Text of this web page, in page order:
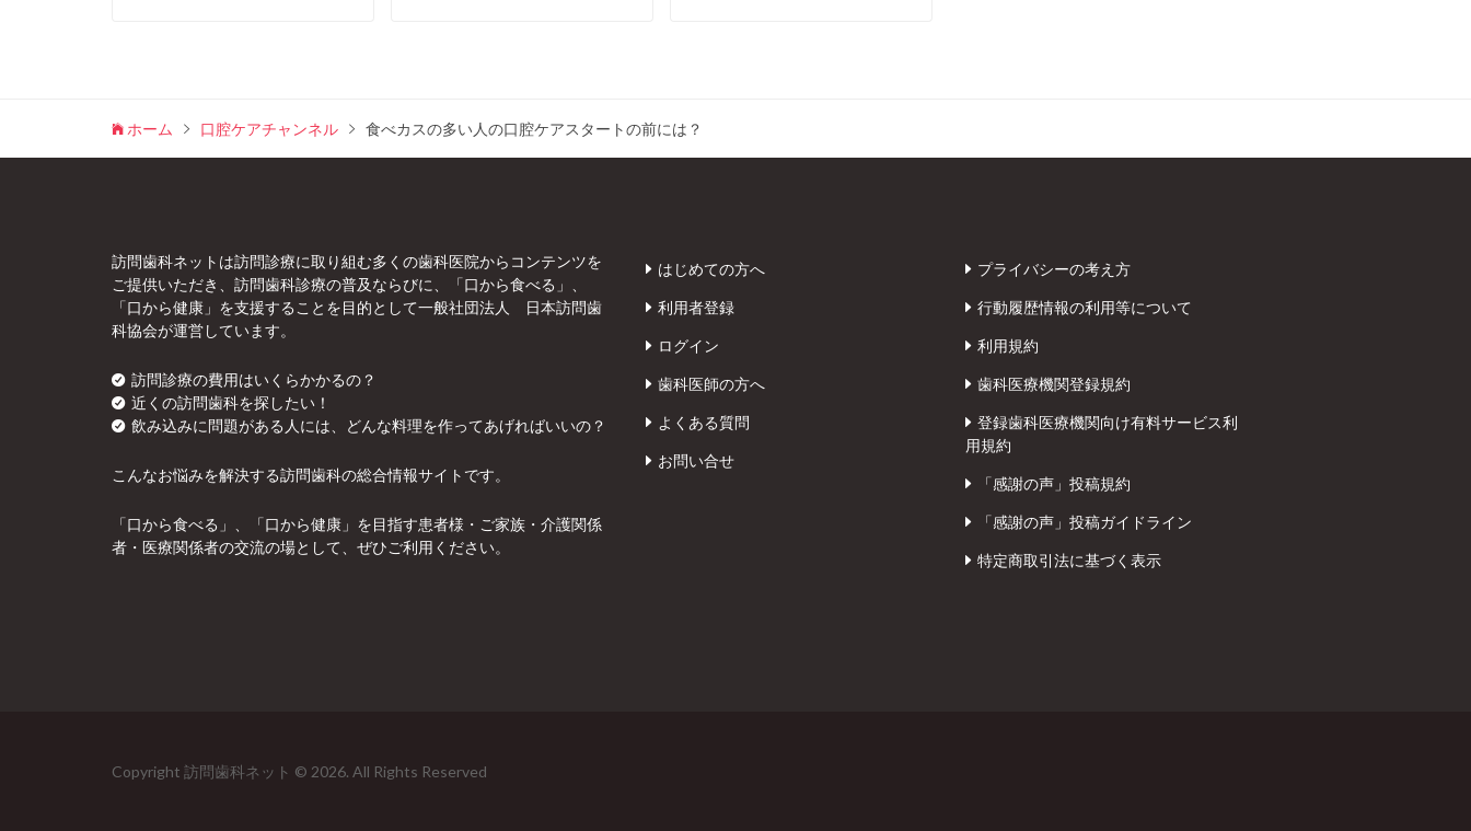
ホーム 口腔ケアチャンネル 食べカスの多い人の口腔ケアスタートの前には？
訪問歯科ネットは訪問診療に取り組む多くの歯科医院からコンテンツを
ご提供いただき、訪問歯科診療の普及ならびに、「口から食べる」、
「口から健康」を支援することを目的として一般社団法人 日本訪問歯
科協会が運営しています。
訪問診療の費用はいくらかかるの？
近くの訪問歯科を探したい！
飲み込みに問題がある人には、どんな料理を作ってあげればいいの？
こんなお悩みを解決する訪問歯科の総合情報サイトです。
「口から食べる」、「口から健康」を目指す患者様・ご家族・介護関係
者・医療関係者の交流の場として、ぜひご利用ください。
はじめての方へ
利用者登録
ログイン
歯科医師の方へ
よくある質問
お問い合せ
プライバシーの考え方
行動履歴情報の利用等について
利用規約
歯科医療機関登録規約
登録歯科医療機関向け有料サービス利
用規約
「感謝の声」投稿規約
「感謝の声」投稿ガイドライン
特定商取引法に基づく表示
Copyright 訪問歯科ネット © 2026. All Rights Reserved